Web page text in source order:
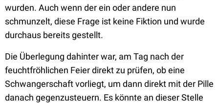
wurden. Auch wenn der ein oder andere nun
schmunzelt, diese Frage ist keine Fiktion und wurde
durchaus bereits gestellt.
Die Überlegung dahinter war, am Tag nach der
feuchtfröhlichen Feier direkt zu prüfen, ob eine
Schwangerschaft vorliegt, um dann direkt mit der Pille
danach gegenzusteuern. Es könnte an dieser Stelle